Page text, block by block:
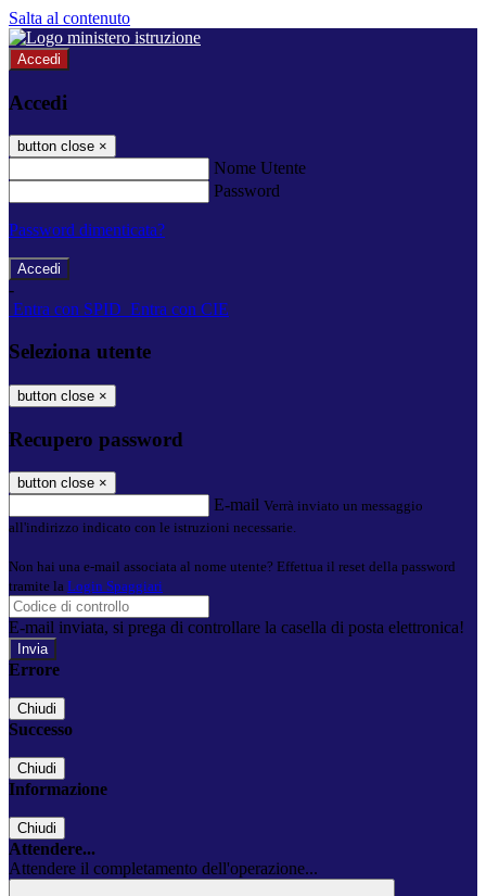
Salta al contenuto
Accedi
Accedi
button close ×
Nome Utente
Password
Password dimenticata?
-
Entra con SPID Entra con CIE
Seleziona utente
button close ×
Recupero password
button close ×
E-mail Verrà inviato un messaggio
all'indirizzo indicato con le istruzioni necessarie.
Non hai una e-mail associata al nome utente? Effettua il reset della password
tramite la Login Spaggiari
E-mail inviata, si prega di controllare la casella di posta elettronica!
Errore
Chiudi
Successo
Chiudi
Informazione
Chiudi
Attendere...
Attendere il completamento dell'operazione...